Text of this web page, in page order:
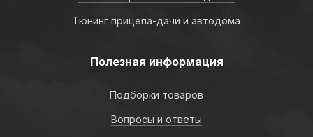
Тюнинг прицепа-дачи и автодома
Полезная информация
Подборки товаров
Вопросы и ответы